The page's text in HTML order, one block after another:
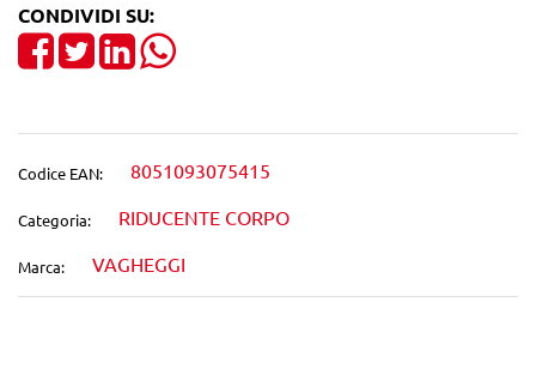
CONDIVIDI SU:
Share on Facebook
TweetShare on LinkedIn
Codice EAN: 8051093075415
Categoria: RIDUCENTE CORPO
Marca: VAGHEGGI